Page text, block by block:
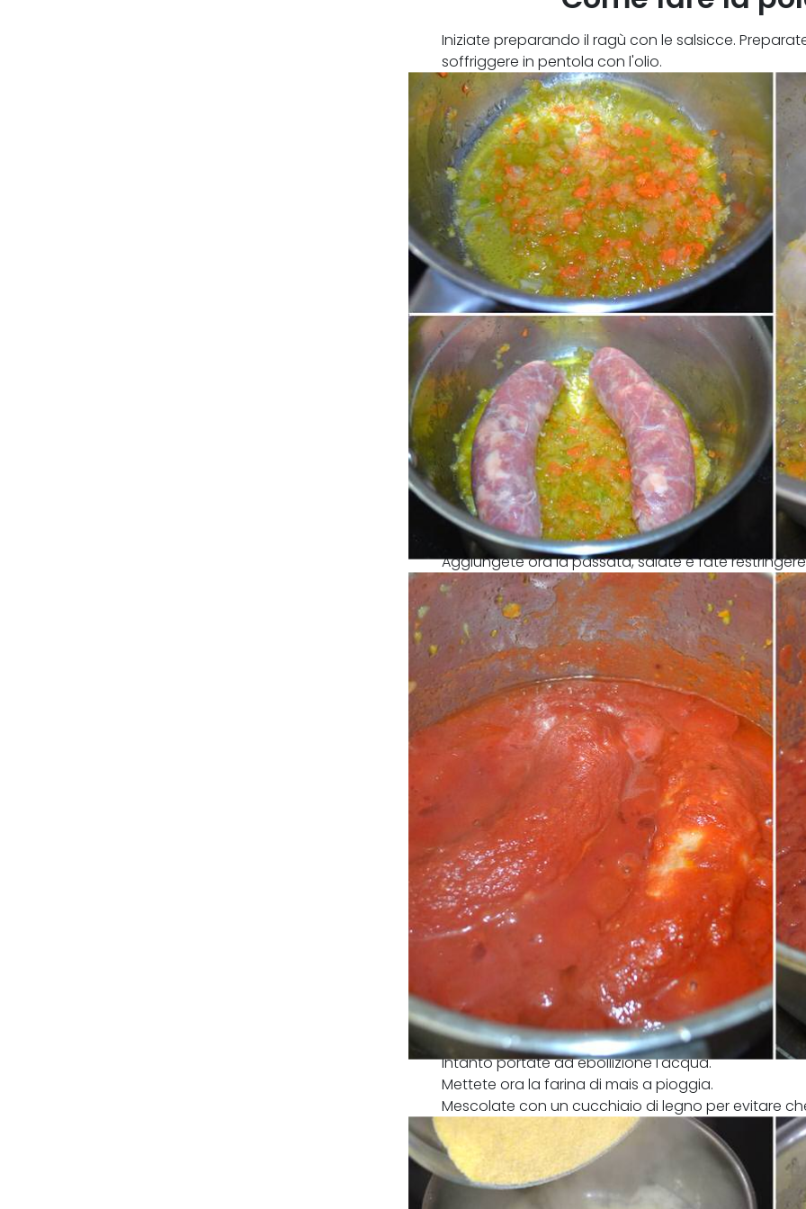
Iniziate preparando il ragù con le salsicce.
soffriggere in pentola con l'olio.
Aggiungete le salsicce, fatele cuocere da entrambi
Aggiungete ora la passata, salate e fate
ottenere un ragù ben denso e corposo.
Intanto portate ad ebollizione l'acqua.
Mettete ora la farina di mais a pioggia.
Mescolate con un cucchiaio di legno per evitare
aggiungete il parmigiano, il burro ed il sale.